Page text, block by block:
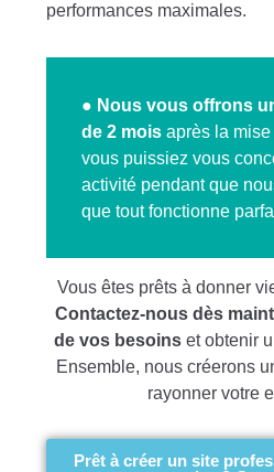
performances maximales.
● Nous vous offrons
de 2 mois après la
vous puissiez vous
activité pendant que
que tout fonctionne
Vous êtes prêts à donner
Contactez-nous dès
de vos besoins et obtenir
Ensemble, nous créerons
rayonner votre
Prêt à créer un site